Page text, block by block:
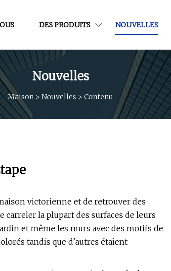
DES PRODUITS NOUVELLES
Nouvelles
Maison > Nouvelles > Contenu
victorienne et de retrouver des
la plupart des surfaces de leurs
et même les murs avec des motifs de
tandis que d'autres étaient